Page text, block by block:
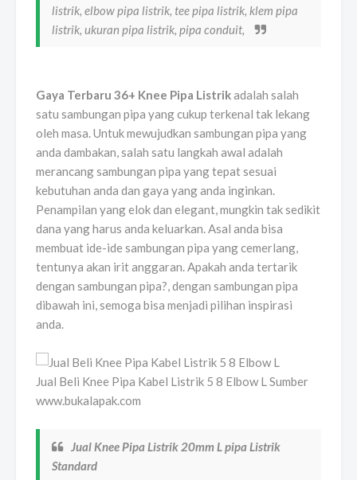
listrik, elbow pipa listrik, tee pipa listrik, klem pipa
listrik, ukuran pipa listrik, pipa conduit,
Gaya Terbaru 36+ Knee Pipa Listrikadalah salah
satu sambungan pipa yang cukup terkenal tak lekang
oleh masa. Untuk mewujudkan sambungan pipa yang
anda dambakan, salah satu langkah awal adalah
merancang sambungan pipa yang tepat sesuai
kebutuhan anda dan gaya yang anda inginkan.
Penampilan yang elok dan elegant, mungkin tak sedikit
dana yang harus anda keluarkan. Asal anda bisa
membuat ide-ide sambungan pipa yang cemerlang,
tentunya akan irit anggaran. Apakah anda tertarik
dengan sambungan pipa?, dengan sambungan pipa
dibawah ini, semoga bisa menjadi pilihan inspirasi
anda.
Jual Beli Knee Pipa Kabel Listrik 5 8 Elbow L Sumber
www.bukalapak.com
Jual Knee Pipa Listrik 20mm L pipa Listrik
Standard